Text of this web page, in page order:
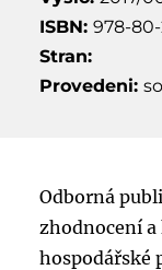
ISBN: 978-
Stran:
Provedeni:
Odborná
zhodnocení
hospodářské